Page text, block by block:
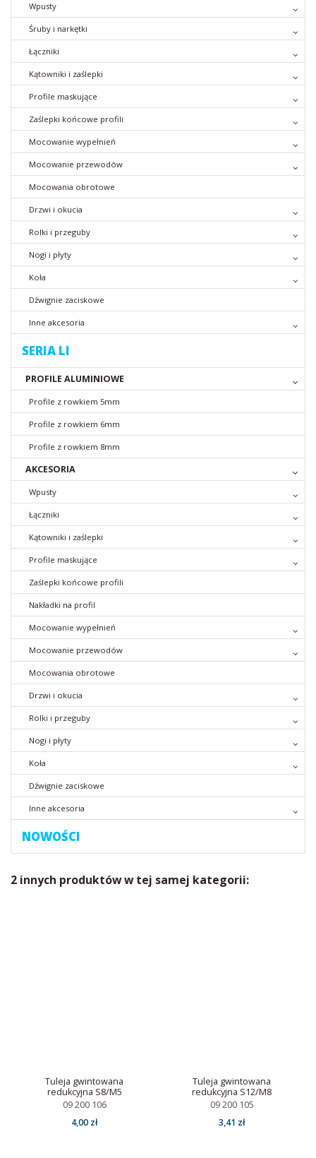
Wpusty
Śruby i narkętki
Łączniki
Kątowniki i zaślepki
Profile maskujące
Zaślepki końcowe profili
Mocowanie wypełnień
Mocowanie przewodów
Mocowania obrotowe
Drzwi i okucia
Rolki i przeguby
Nogi i płyty
Koła
Dźwignie zaciskowe
Inne akcesoria
SERIA LI
PROFILE ALUMINIOWE
Profile z rowkiem 5mm
Profile z rowkiem 6mm
Profile z rowkiem 8mm
AKCESORIA
Wpusty
Łączniki
Kątowniki i zaślepki
Profile maskujące
Zaślepki końcowe profili
Nakładki na profil
Mocowanie wypełnień
Mocowanie przewodów
Mocowania obrotowe
Drzwi i okucia
Rolki i przeguby
Nogi i płyty
Koła
Dźwignie zaciskowe
Inne akcesoria
NOWOŚCI
2 innych produktów w tej samej kategorii:
Tuleja gwintowana
redukcyjna S8/M5
09 200 106
4,00 zł
Tuleja gwintowana
redukcyjna S12/M8
09 200 105
3,41 zł